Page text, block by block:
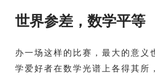
世界参差，数学平等
办一场这样的比赛，最大的意义
学爱好者在数学光谱上各得其所